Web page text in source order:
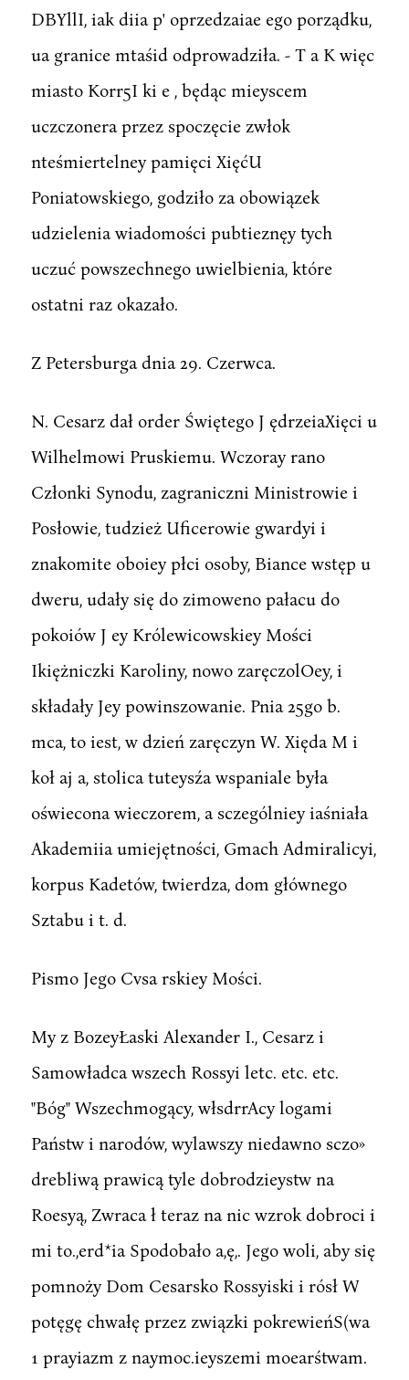
DBYllI, iak diia p' oprzedzaiae ego porządku,
ua granice mtaśid odprowadziła. - T a K więc
miasto Korr5I ki e , będąc mieyscem
uczczonera przez spoczęcie zwłok
nteśmiertelney pamięci XięćU
Poniatowskiego, godziło za obowiązek
udzielenia wiadomości pubtieznęy tych
uczuć powszechnego uwielbienia, które
ostatni raz okazało.
Z Petersburga dnia 29. Czerwca.
N. Cesarz dał order Świętego J ędrzeiaXięci u
Wilhelmowi Pruskiemu. Wczoray rano
Członki Synodu, zagraniczni Ministrowie i
Posłowie, tudzież Uficerowie gwardyi i
znakomite oboiey płci osoby, Biance wstęp u
dweru, udały się do zimoweno pałacu do
pokoiów J ey Królewicowskiey Mości
Ikiężniczki Karoliny, nowo zaręczolOey, i
składały Jey powinszowanie. Pnia 25go b.
mca, to iest, w dzień zaręczyn W. Xięda M i
koł aj a, stolica tuteysźa wspaniale była
oświecona wieczorem, a sczególniey iaśniała
Akademiia umiejętności, Gmach Admiralicyi,
korpus Kadetów, twierdza, dom głównego
Sztabu i t. d.
Pismo Jego Cvsa rskiey Mości.
My z BozeyŁaski Alexander I., Cesarz i
Samowładca wszech Rossyi letc. etc. etc.
"Bóg" Wszechmogący, włsdrrAcy logami
Państw i narodów, wylawszy niedawno sczo»
drebliwą prawicą tyle dobrodzieystw na
Roesyą, Zwraca ł teraz na nic wzrok dobroci i
mi to.,erd*ia Spodobało a,ę,. Jego woli, aby się
pomnoży Dom Cesarsko Rossyiski i rósł W
potęgę chwałę przez związki pokrewieńS(wa
1 prayiazm z naymoc.ieyszemi moearśtwam.